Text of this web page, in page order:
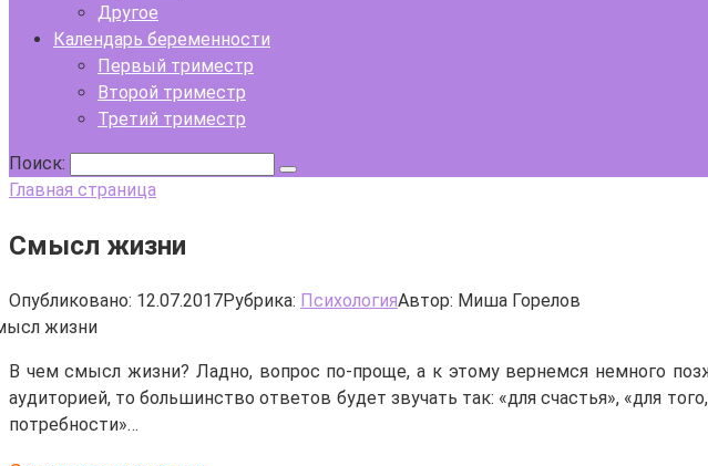
Другое
Календарь беременности
Первый триместр
Второй триместр
Третий триместр
Поиск:
Главная страница
Смысл жизни
Опубликовано: 12.07.2017Рубрика: ПсихологияАвтор: Миша Горелов
В чем смысл жизни? Ладно, вопрос по-проще, а к этому вернемся немного
аудиторией, то большинство ответов будет звучать так: «для счастья», «для
потребности»…